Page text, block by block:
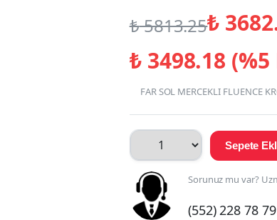
₺5813.25₺
₺3498.18
FAR SOL MERCEKLI FLUENCE
Sepete
Sorunuz mu var?
(552) 228 78 79